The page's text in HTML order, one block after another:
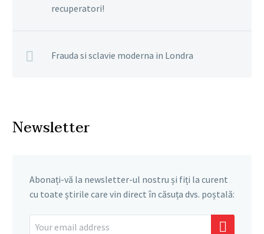
recuperatori!
Frauda si sclavie moderna in Londra
Newsletter
Abonați-vă la newsletter-ul nostru și fiți la curent
cu toate știrile care vin direct în căsuța dvs. poștală: